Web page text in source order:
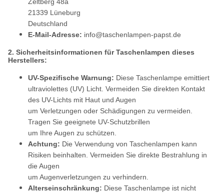
Zeltberg 48a
21339 Lüneburg
Deutschland
E-Mail-Adresse: info@taschenlampen-papst.de
2. Sicherheitsinformationen für Taschenlampen dieses
Herstellers:
UV-Spezifische Warnung: Diese Taschenlampe emittiert
ultraviolettes (UV) Licht. Vermeiden Sie direkten Kontakt
des UV-Lichts mit Haut und Augen
um Verletzungen oder Schädigungen zu vermeiden.
Tragen Sie geeignete UV-Schutzbrillen
um Ihre Augen zu schützen.
Achtung: Die Verwendung von Taschenlampen kann
Risiken beinhalten. Vermeiden Sie direkte Bestrahlung in
die Augen
um Augenverletzungen zu verhindern.
Alterseinschränkung: Diese Taschenlampe ist nicht